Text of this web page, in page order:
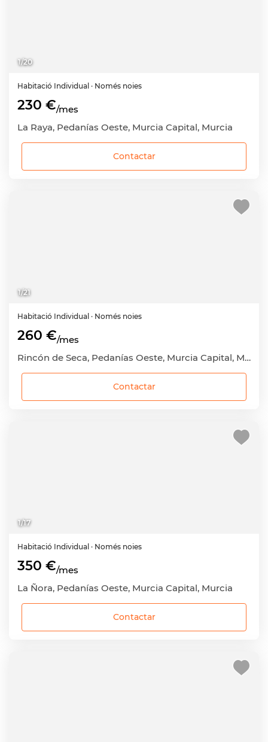
1/20
Habitació Individual · Només noies
230 €/mes
La Raya, Pedanías Oeste, Murcia Capital, Murcia
Contactar
1/21
Habitació Individual · Només noies
260 €/mes
Rincón de Seca, Pedanías Oeste, Murcia Capital, Murcia
Contactar
1/17
Habitació Individual · Només noies
350 €/mes
La Ñora, Pedanías Oeste, Murcia Capital, Murcia
Contactar